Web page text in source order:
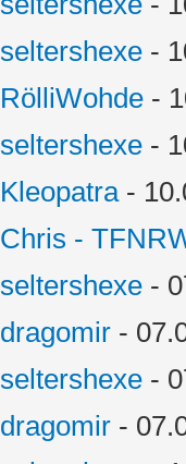
seltershexe -
RölliWohde -
seltershexe -
Kleopatra-
Chris -
seltershexe -
dragomir -
seltershexe -
dragomir -